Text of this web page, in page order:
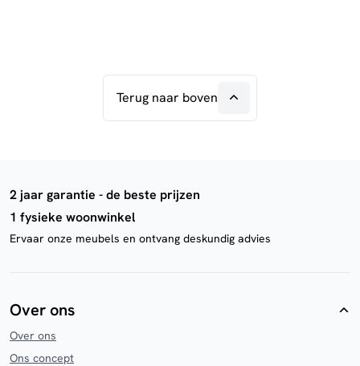
Terug naar boven
2 jaar garantie - de beste prijzen
1 fysieke woonwinkel
Ervaar onze meubels en ontvang deskundig advies
Over ons
Over ons
Ons concept